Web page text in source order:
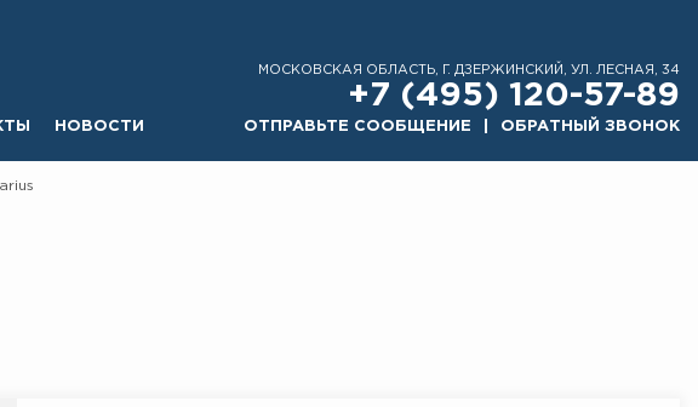
НОВОСТИ
МОСКОВСКАЯ ОБЛАСТЬ, Г. ДЗЕРЖИНСКИЙ, УЛ. ЛЕСНАЯ, 34
+7 (495) 120-57-89
ОТПРАВЬТЕ СООБЩЕНИЕ ОБРАТНЫЙ ЗВОНОК